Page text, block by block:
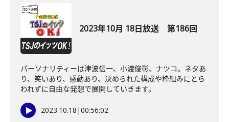
2023年10月 18日放送 第186回
パーソナリティーは津波信一、小渡俊彰、ナツコ。ネタあ
り、笑いあり、感動あり、決められた構成や枠組みにとら
われずに自由な発想で展開していきます。
2023.10.18 |00:56:02